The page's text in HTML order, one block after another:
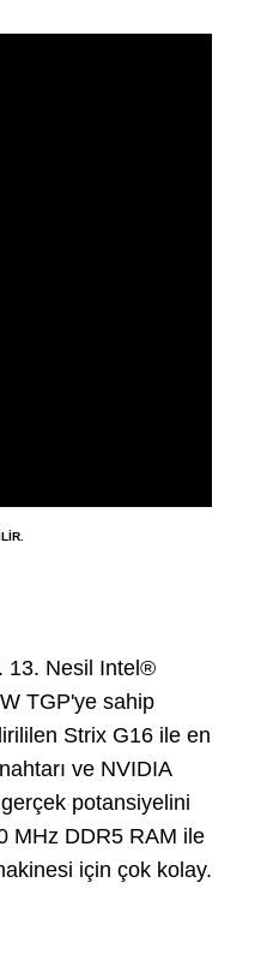
13. Nesil Intel®
TGP'ye sahip
Strix G16 ile en
ve NVIDIA
potansiyelini
MHz DDR5 RAM ile
için çok kolay.